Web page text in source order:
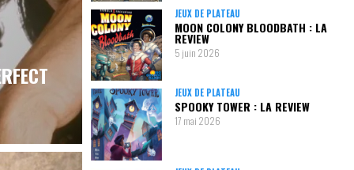
JEUX DE PLATEAU
MOON COLONY BLOODBATH : LA
REVIEW
5 juin 2026
JEUX DE PLATEAU
SPOOKY TOWER : LA REVIEW
17 mai 2026